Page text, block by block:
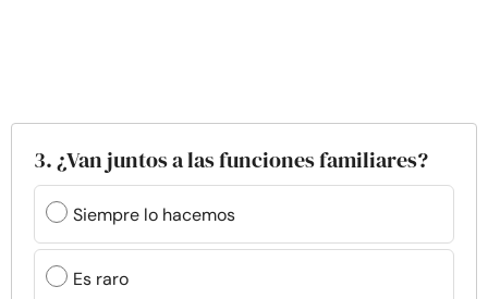
3. ¿Van juntos a las funciones familiares?
Siempre lo hacemos
Es raro